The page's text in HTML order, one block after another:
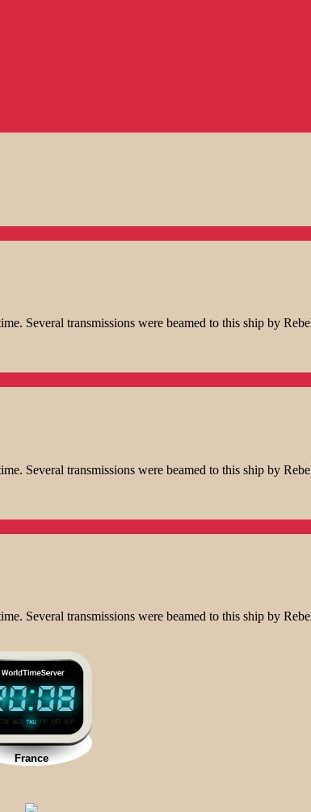
Several transmissions were beamed to this ship by
Several transmissions were beamed to this ship by
Several transmissions were beamed to this ship by